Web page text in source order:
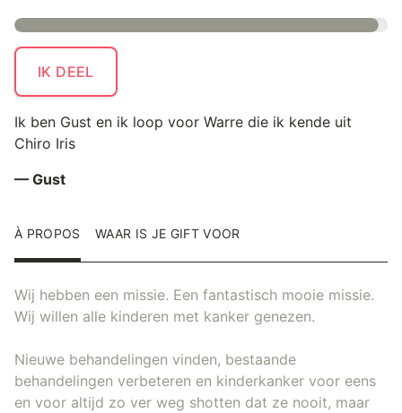
IK DEEL
Ik ben Gust en ik loop voor Warre die ik kende uit
Chiro Iris
— Gust
À PROPOS WAAR IS JE GIFT VOOR
Wij hebben een missie. Een fantastisch mooie missie.
Wij willen alle kinderen met kanker genezen.
Nieuwe behandelingen vinden, bestaande
behandelingen verbeteren en kinderkanker voor eens
en voor altijd zo ver weg shotten dat ze nooit, maar